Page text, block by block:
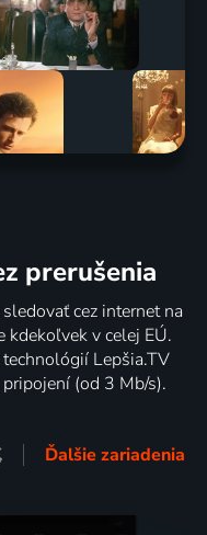
prerušenia
cez internet na
v celej EÚ.
Lepšia.TV
(od 3 Mb/s).
Ďalšie zariadenia